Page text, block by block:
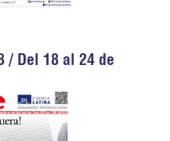
/ Del 18 al 24 de